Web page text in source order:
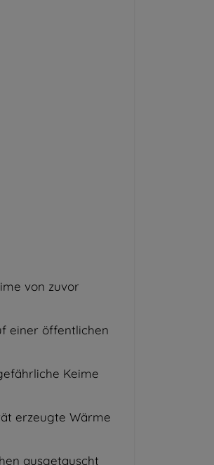
von zuvor
einer öffentlichen
Keime
erzeugte Wärme
ausgetauscht